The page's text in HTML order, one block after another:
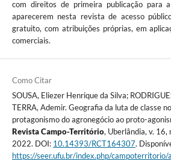
com direitos de primeira publicação para
aparecerem nesta revista de acesso
gratuito, com atribuições próprias, em
comerciais.
Como Citar
SOUSA, Eliezer Henrique da Silva;
TERRA, Ademir. Geografia da luta de classe
protagonismo do agronegócio ao proto-
Revista Campo-Território, Uberlândia, v.
2022. DOI: 10.14393/RCT164307.
https://seer.ufu.br/index.php/